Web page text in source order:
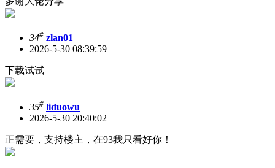
34# zlan01
2026-5-30 08:39:59
下载试试
35# liduowu
2026-5-30 20:40:02
正需要，支持楼主，在93我只看好你！